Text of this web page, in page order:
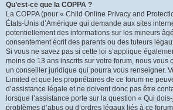
Qu’est-ce que la COPPA ?
La COPPA (pour « Child Online Privacy and
États-Unis d’Amérique qui demande aux sites
potentiellement des informations sur les mineurs
consentement écrit des parents ou des tuteurs
Si vous ne savez pas si cette loi s’applique
moins de 13 ans inscrits sur votre forum, nous vous
un conseiller juridique qui pourra vous renseigner.
Limited et que les propriétaires de ce forum ne
d’assistance légale et ne doivent donc pas être
lorsque l’assistance porte sur la question « Qui
problèmes d’abus ou d’ordres légaux liés à ce